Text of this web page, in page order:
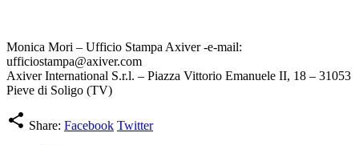
Monica Mori – Ufficio Stampa Axiver -e-mail:
ufficiostampa@axiver.com
Axiver International S.r.l. – Piazza Vittorio Emanuele II, 18 – 31053
Pieve di Soligo (TV)
share Share: Facebook Twitter